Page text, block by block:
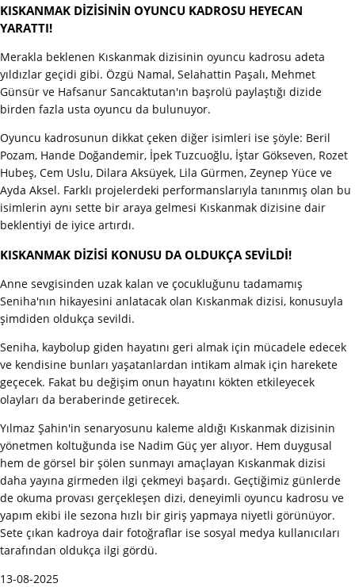
KISKANMAK DİZİSİNİN OYUNCU KADROSU HEYECAN
YARATTI!
Merakla beklenen Kıskanmak dizisinin oyuncu kadrosu adeta
yıldızlar geçidi gibi. Özgü Namal, Selahattin Paşalı, Mehmet
Günsür ve Hafsanur Sancaktutan'ın başrolü paylaştığı dizide
birden fazla usta oyuncu da bulunuyor.
Oyuncu kadrosunun dikkat çeken diğer isimleri ise şöyle: Beril
Pozam, Hande Doğandemir, İpek Tuzcuoğlu, İştar Gökseven, Rozet
Hubeş, Cem Uslu, Dilara Aksüyek, Lila Gürmen, Zeynep Yüce ve
Ayda Aksel. Farklı projelerdeki performanslarıyla tanınmış olan bu
isimlerin aynı sette bir araya gelmesi Kıskanmak dizisine dair
beklentiyi de iyice artırdı.
KISKANMAK DİZİSİ KONUSU DA OLDUKÇA SEVİLDİ!
Anne sevgisinden uzak kalan ve çocukluğunu tadamamış
Seniha'nın hikayesini anlatacak olan Kıskanmak dizisi, konusuyla
şimdiden oldukça sevildi.
Seniha, kaybolup giden hayatını geri almak için mücadele edecek
ve kendisine bunları yaşatanlardan intikam almak için harekete
geçecek. Fakat bu değişim onun hayatını kökten etkileyecek
olayları da beraberinde getirecek.
Yılmaz Şahin'in senaryosunu kaleme aldığı Kıskanmak dizisinin
yönetmen koltuğunda ise Nadim Güç yer alıyor. Hem duygusal
hem de görsel bir şölen sunmayı amaçlayan Kıskanmak dizisi
daha yayına girmeden ilgi çekmeyi başardı. Geçtiğimiz günlerde
de okuma provası gerçekleşen dizi, deneyimli oyuncu kadrosu ve
yapım ekibi ile sezona hızlı bir giriş yapmaya niyetli görünüyor.
Sete çıkan kadroya dair fotoğraflar ise sosyal medya kullanıcıları
tarafından oldukça ilgi gördü.
13-08-2025